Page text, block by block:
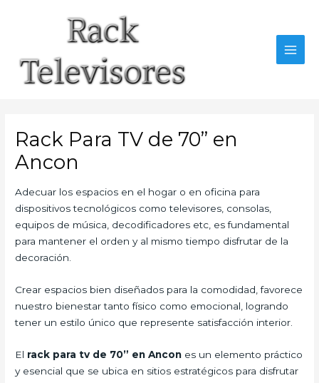
Rack Para TV de 70” en
Ancon
Adecuar los espacios en el hogar o en oficina para
dispositivos tecnológicos como televisores, consolas,
equipos de música, decodificadores etc, es fundamental
para mantener el orden y al mismo tiempo disfrutar de la
decoración.
Crear espacios bien diseñados para la comodidad, favorece
nuestro bienestar tanto físico como emocional, logrando
tener un estilo único que represente satisfacción interior.
El rack para tv de 70” en Ancon es un elemento práctico
y esencial que se ubica en sitios estratégicos para disfrutar